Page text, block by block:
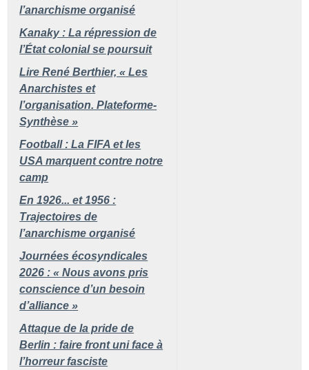
l’anarchisme organisé
Kanaky : La répression de
l’État colonial se poursuit
Lire René Berthier, « Les
Anarchistes et
l’organisation. Plateforme-
Synthèse »
Football : La FIFA et les
USA marquent contre notre
camp
En 1926... et 1956 :
Trajectoires de
l’anarchisme organisé
Journées écosyndicales
2026 : « Nous avons pris
conscience d’un besoin
d’alliance »
Attaque de la pride de
Berlin : faire front uni face à
l’horreur fasciste